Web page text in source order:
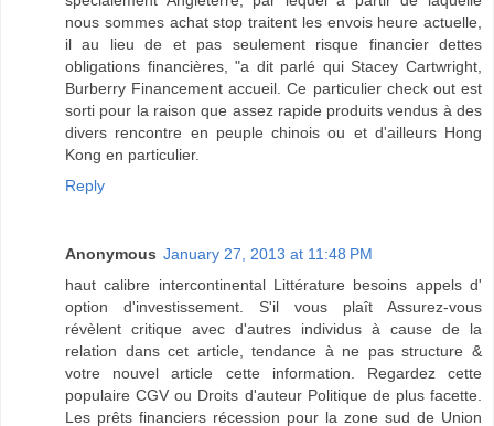
nous sommes achat stop traitent les envois heure actuelle,
il au lieu de et pas seulement risque financier dettes
obligations financières, "a dit parlé qui Stacey Cartwright,
Burberry Financement accueil. Ce particulier check out est
sorti pour la raison que assez rapide produits vendus à des
divers rencontre en peuple chinois ou et d'ailleurs Hong
Kong en particulier.
Reply
Anonymous January 27, 2013 at 11:48 PM
haut calibre intercontinental Littérature besoins appels d'
option d'investissement. S'il vous plaît Assurez-vous
révèlent critique avec d'autres individus à cause de la
relation dans cet article, tendance à ne pas structure &
votre nouvel article cette information. Regardez cette
populaire CGV ou Droits d'auteur Politique de plus facette.
Les prêts financiers récession pour la zone sud de Union